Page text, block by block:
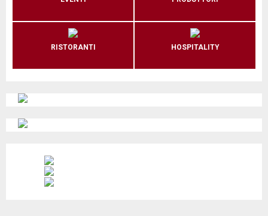
RISTORANTI HOSPITALITY